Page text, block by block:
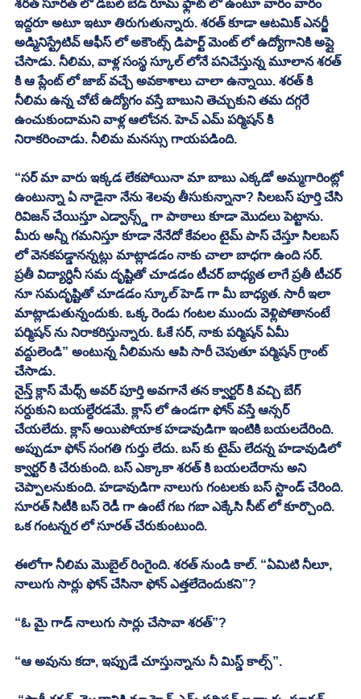
శరత్ సూరత్ లో డబల్ బెడ్ రూమ్ ఫ్లాట్ లో ఉంటూ వారం వారం
ఇద్దరూ అటూ ఇటూ తిరుగుతున్నారు. శరత్ కూడా ఆటమిక్ ఎనర్జీ
అడ్మినిస్ట్రేటివ్ ఆఫీస్ లో అకౌంట్స్ డిపార్ట్ మెంట్ లో ఉద్యోగానికి అప్లై
చేసాడు. నీలిమ, వాళ్ల సంస్థ స్కూల్ లోనే పనిచేస్తున్న మూలాన శరత్
కి ఆ ప్లేంట్ లో జాబ్ వచ్చే అవకాశాలు చాలా ఉన్నాయి. శరత్ కి
నీలిమ ఉన్న చోటే ఉద్యోగం వస్తే బాబుని తెచ్చుకుని తమ దగ్గరే
ఉంచుకుందామని వాళ్ల ఆలోచన. హెచ్ ఎమ్ పర్మిషన్ కి
నిరాకరించాడు. నీలిమ మనస్సు గాయపడింది.
“సర్ మా వారు ఇక్కడ లేకపోయినా మా బాబు ఎక్కడో అమ్మగారింట్లో
ఉంటున్నా ఏ నాడైనా నేను శెలవు తీసుకున్నానా? సిలబస్ పూర్తి చేసి
రివిజన్ చేయిస్తూ ఎడ్వాన్స్డ్ గా పాఠాలు కూడా మొదలు పెట్టాను.
మీరు అన్నీ గమనిస్తూ కూడా నేనేదో కేవలం టైమ్ పాస్ చేస్తూ సిలబస్
లో వెనకపడ్డానన్నట్లు మాట్లాడడం నాకు చాలా బాధగా ఉంది సర్.
ప్రతీ విద్యార్ధినీ సమ దృష్టితో చూడడం టీచర్ బాధ్యత లాగే ప్రతీ టీచర్
నూ సమదృష్టితో చూడడం స్కూల్ హెడ్ గా మీ బాధ్యత. సారీ ఇలా
మాట్లాడుతున్నందుకు. ఒక్క రెండు గంటల ముందు వెళ్లిపోతానంటే
పర్మిషన్ ను నిరాకరిస్తున్నారు. ఓకే సర్, నాకు పర్మిషన్ ఏమీ
వద్దులెండి” అంటున్న నీలిమను ఆపి సారీ చెపుతూ పర్మిషన్ గ్రాంట్
చేసాడు.
నైన్త్ క్లాస్ మేధ్స్ అవర్ పూర్తి అవగానే తన క్వార్టర్ కి వచ్చి బేగ్
సర్దుకుని బయల్దేరడమే. క్లాస్ లో ఉండగా ఫోన్ వస్తే ఆన్సర్
చేయలేదు. క్లాస్ అయిపోయాక హడావుడిగా ఇంటికి బయలదేరింది.
అప్పుడూ ఫోన్ సంగతి గుర్తు లేదు. బస్ కు టైమ్ లేదన్న హడావుడిలో
క్వార్టర్ కి చేరుకుంది. బస్ ఎక్కాకా శరత్ కి బయలదేరాను అని
చెప్పాలనుకుంది. హడావుడిగా నాలుగు గంటలకు బస్ స్టాండ్ చేరింది.
సూరత్ సిటీకి బస్ రెడీ గా ఉంటే గబ గబా ఎక్కేసి సీట్ లో కూర్చొంది.
ఒక గంటన్నర లో సూరత్ చేరుకుంటుంది.
ఈలోగా నీలిమ మొబైల్ రింగైంది. శరత్ నుండి కాల్. “ఏమిటి నీలూ,
నాలుగు సార్లు ఫోన్ చేసినా ఫోన్ ఎత్తలేదెందుకని”?
“ఓ మై గాడ్ నాలుగు సార్లు చేసావా శరత్”?
“ఆ అవును కదా, ఇప్పుడే చూస్తున్నాను నీ మిస్డ్ కాల్స్”.